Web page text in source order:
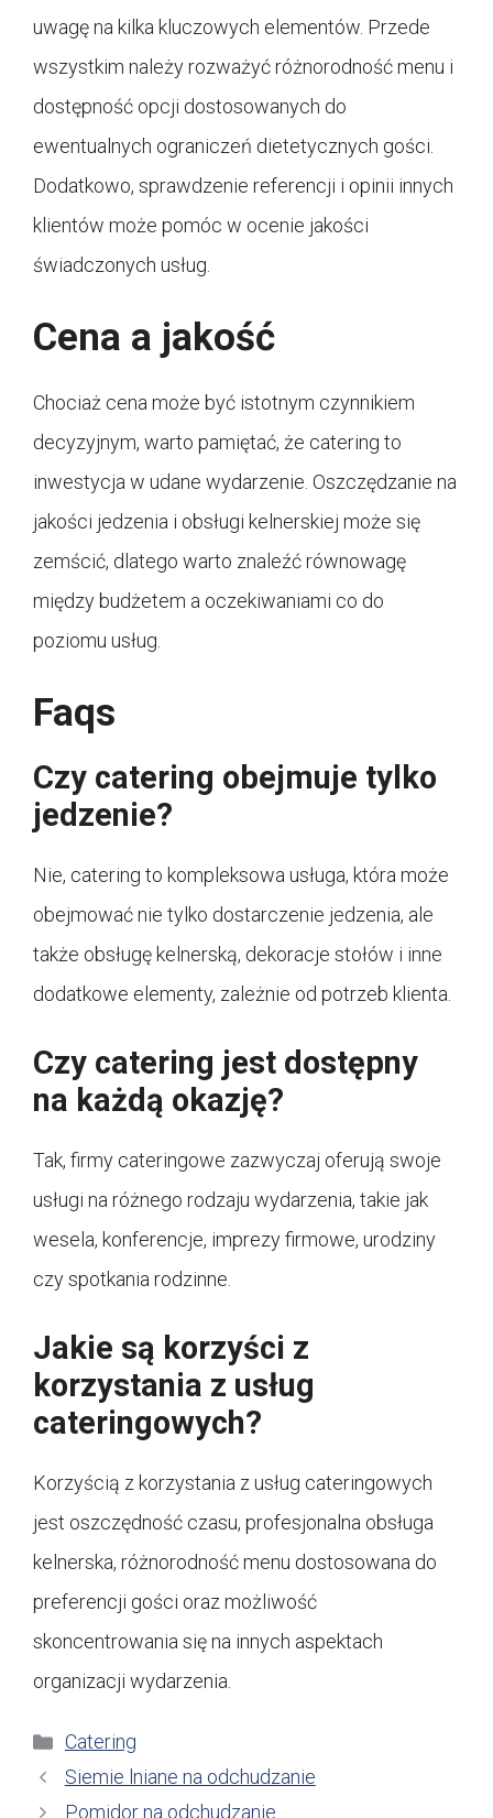
uwagę na kilka kluczowych elementów. Przede
wszystkim należy rozważyć różnorodność menu i
dostępność opcji dostosowanych do
ewentualnych ograniczeń dietetycznych gości.
Dodatkowo, sprawdzenie referencji i opinii innych
klientów może pomóc w ocenie jakości
świadczonych usług.
Cena a jakość
Chociaż cena może być istotnym czynnikiem
decyzyjnym, warto pamiętać, że catering to
inwestycja w udane wydarzenie. Oszczędzanie na
jakości jedzenia i obsługi kelnerskiej może się
zemścić, dlatego warto znaleźć równowagę
między budżetem a oczekiwaniami co do
poziomu usług.
Faqs
Czy catering obejmuje tylko
jedzenie?
Nie, catering to kompleksowa usługa, która może
obejmować nie tylko dostarczenie jedzenia, ale
także obsługę kelnerską, dekoracje stołów i inne
dodatkowe elementy, zależnie od potrzeb klienta.
Czy catering jest dostępny
na każdą okazję?
Tak, firmy cateringowe zazwyczaj oferują swoje
usługi na różnego rodzaju wydarzenia, takie jak
wesela, konferencje, imprezy firmowe, urodziny
czy spotkania rodzinne.
Jakie są korzyści z
korzystania z usług
cateringowych?
Korzyścią z korzystania z usług cateringowych
jest oszczędność czasu, profesjonalna obsługa
kelnerska, różnorodność menu dostosowana do
preferencji gości oraz możliwość
skoncentrowania się na innych aspektach
organizacji wydarzenia.
Kategorie
Catering
Siemie lniane na odchudzanie
Pomidor na odchudzanie